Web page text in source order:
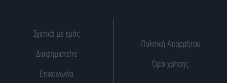
Σχετικά με εμάς
Διαφημιστείτε
Επικοινωνία
Πολιτική Απορρήτου
Όροι χρήσης